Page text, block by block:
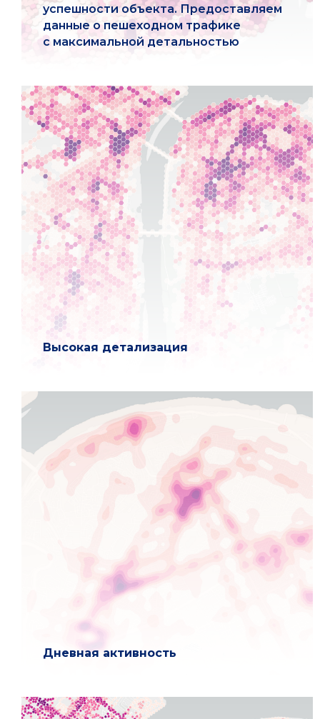
успешности объекта. Предоставляем
данные о пешеходном трафике
с максимальной детальностью
Высокая детализация
Дневная активность